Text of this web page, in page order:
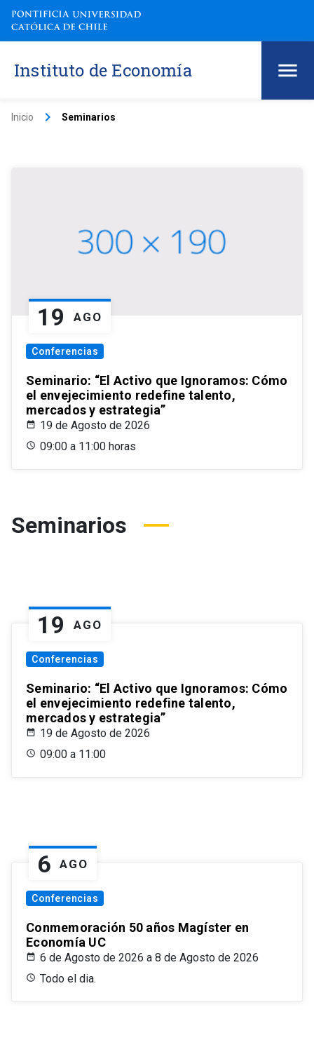
Instituto de Economía
Inicio keyboard_arrow_right Seminarios
19 AGO
Conferencias
Seminario: “El Activo que Ignoramos: Cómo
el envejecimiento redefine talento,
mercados y estrategia”
19 de Agosto de 2026
09:00 a 11:00 horas
Seminarios
19 AGO
Conferencias
Seminario: “El Activo que Ignoramos: Cómo
el envejecimiento redefine talento,
mercados y estrategia”
19 de Agosto de 2026
09:00 a 11:00
6 AGO
Conferencias
Conmemoración 50 años Magíster en
Economía UC
6 de Agosto de 2026 a 8 de Agosto de 2026
Todo el dia.